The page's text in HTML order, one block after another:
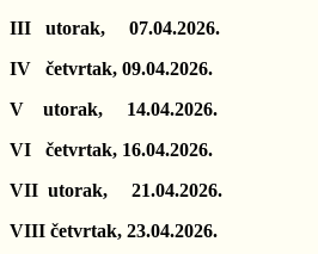
III utorak, 07.04.2026.
IV četvrtak, 09.04.2026.
V utorak, 14.04.2026.
VI četvrtak, 16.04.2026.
VII utorak, 21.04.2026.
VIII četvrtak, 23.04.2026.